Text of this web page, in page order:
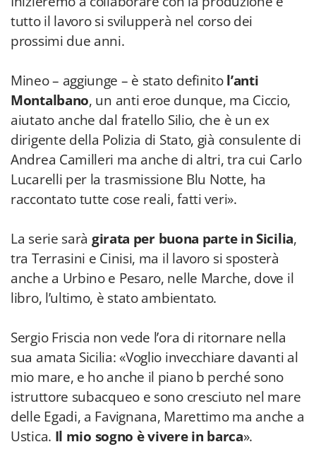
tutto il lavoro si svilupperà nel corso dei
prossimi due anni.
Mineo – aggiunge – è stato definitol’anti
Montalbano, un anti eroe dunque, ma Ciccio,
aiutato anche dal fratello Silio, che è un ex
dirigente della Polizia di Stato, già consulente di
Andrea Camilleri ma anche di altri, tra cui Carlo
Lucarelli per la trasmissione Blu Notte, ha
raccontato tutte cose reali, fatti veri».
La serie sarà girata per buona parte in Sicilia,
tra Terrasini e Cinisi, ma il lavoro si sposterà
anche a Urbino e Pesaro, nelle Marche, dove il
libro, l’ultimo, è stato ambientato.
Sergio Friscia non vede l’ora di ritornare nella
sua amata Sicilia: «Voglio invecchiare davanti al
mio mare, e ho anche il piano b perché sono
istruttore subacqueo e sono cresciuto nel mare
delle Egadi, a Favignana, Marettimo ma anche a
Ustica. Il mio sogno è vivere in barca».